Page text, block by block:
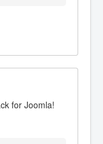
for Joomla!